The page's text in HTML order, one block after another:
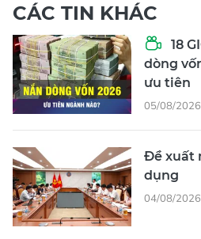
CÁC TIN KHÁC
18
dòng
ưu tiên
05/08/
Đề xuất
dụng
04/08/